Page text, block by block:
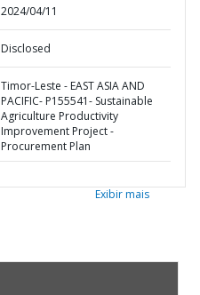
2024/04/11
Disclosed
Timor-Leste - EAST ASIA AND
PACIFIC- P155541- Sustainable
Agriculture Productivity
Improvement Project -
Procurement Plan
Exibir mais